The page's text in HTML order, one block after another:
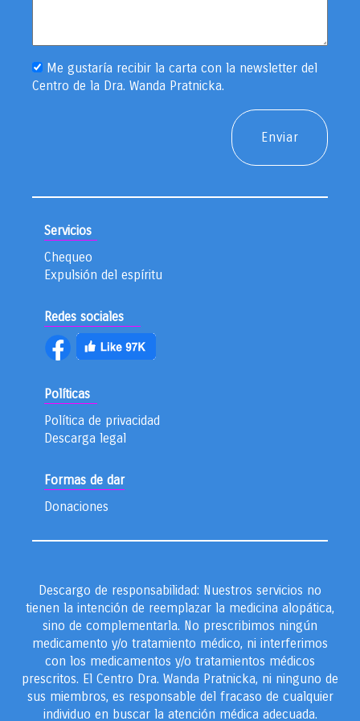
Me gustaría recibir la carta con la newsletter del
Centro de la Dra. Wanda Pratnicka.
Servicios
Chequeo
Expulsión del espíritu
Redes sociales
Políticas
Política de privacidad
Descarga legal
Formas de dar
Donaciones
Descargo de responsabilidad: Nuestros servicios no
tienen la intención de reemplazar la medicina alopática,
sino de complementarla. No prescribimos ningún
medicamento y/o tratamiento médico, ni interferimos
con los medicamentos y/o tratamientos médicos
prescritos. El Centro Dra. Wanda Pratnicka, ni ninguno de
sus miembros, es responsable del fracaso de cualquier
individuo en buscar la atención médica adecuada.